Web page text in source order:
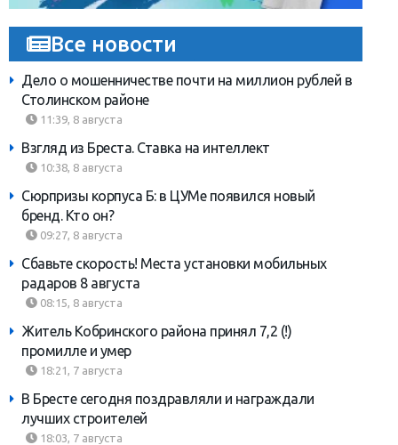
Все новости
Дело о мошенничестве почти на миллион рублей в
Столинском районе
11:39, 8 августа
Взгляд из Бреста. Ставка на интеллект
10:38, 8 августа
Сюрпризы корпуса Б: в ЦУМе появился новый
бренд. Кто он?
09:27, 8 августа
Сбавьте скорость! Места установки мобильных
радаров 8 августа
08:15, 8 августа
Житель Кобринского района принял 7,2 (!)
промилле и умер
18:21, 7 августа
В Бресте сегодня поздравляли и награждали
лучших строителей
18:03, 7 августа